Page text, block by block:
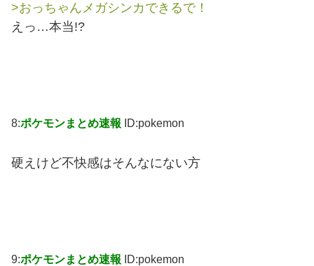
>おっちゃんメガシンカできるで！
えっ…本当!?
8:ポケモンまとめ速報 ID:pokemon
硬えけど不快感はそんなにない方
9:ポケモンまとめ速報 ID:pokemon